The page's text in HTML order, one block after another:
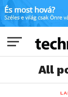
All